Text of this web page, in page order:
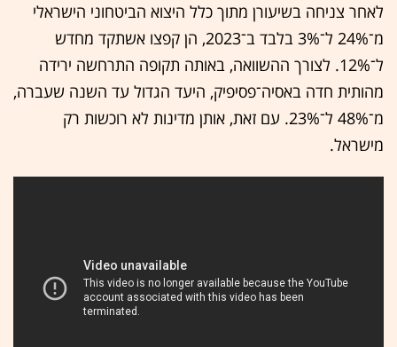
לאחר צניחה בשיעורן מתוך כלל היצוא הביטחוני הישראלי
מ־24% ל־3% בלבד ב־2023, הן קפצו אשתקד מחדש
ל־12%. לצורך ההשוואה, באותה תקופה התרחשה ירידה
מהותית חדה באסיה־פסיפיק, היעד הגדול עד השנה שעברה,
מ־48% ל־23%. עם זאת, אותן מדינות לא רוכשות רק
מישראל.